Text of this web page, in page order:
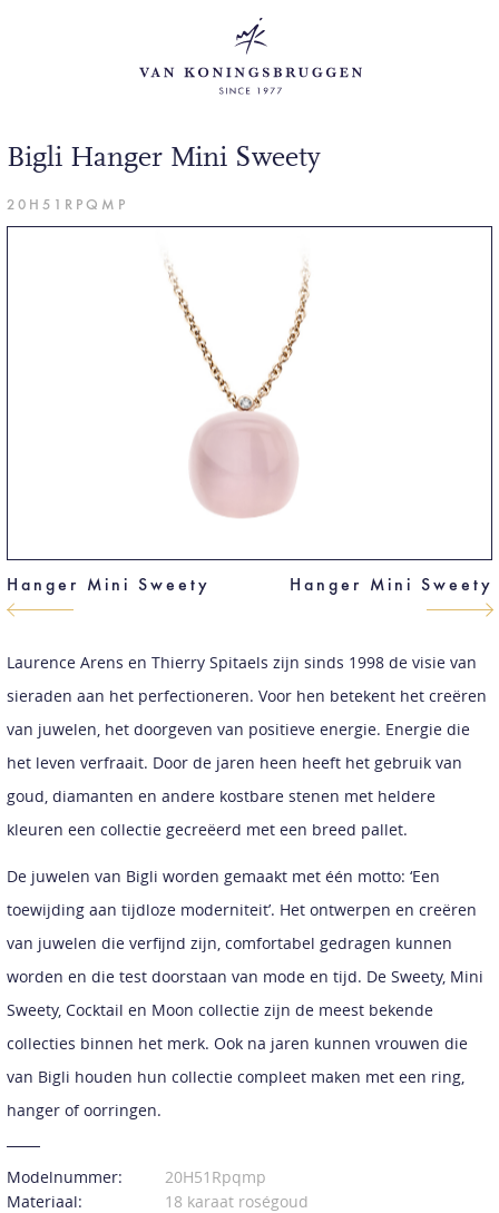
Bigli Hanger Mini Sweety
20H51RPQMP
Hanger Mini Sweety Hanger Mini Sweety
Laurence Arens en Thierry Spitaels zijn sinds 1998 de visie van
sieraden aan het perfectioneren. Voor hen betekent het creëren
van juwelen, het doorgeven van positieve energie. Energie die
het leven verfraait. Door de jaren heen heeft het gebruik van
goud, diamanten en andere kostbare stenen met heldere
kleuren een collectie gecreëerd met een breed pallet.
De juwelen van Bigli worden gemaakt met één motto: ‘Een
toewijding aan tijdloze moderniteit’. Het ontwerpen en creëren
van juwelen die verfijnd zijn, comfortabel gedragen kunnen
worden en die test doorstaan van mode en tijd. De Sweety, Mini
Sweety, Cocktail en Moon collectie zijn de meest bekende
collecties binnen het merk. Ook na jaren kunnen vrouwen die
van Bigli houden hun collectie compleet maken met een ring,
hanger of oorringen.
Modelnummer:
20H51Rpqmp
Materiaal:
18 karaat roségoud